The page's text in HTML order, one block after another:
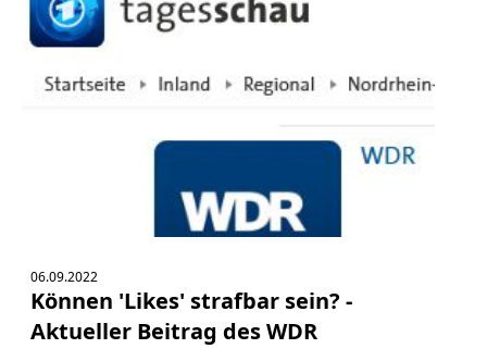
06.09.2022
Können 'Likes' strafbar sein? -
Aktueller Beitrag des WDR